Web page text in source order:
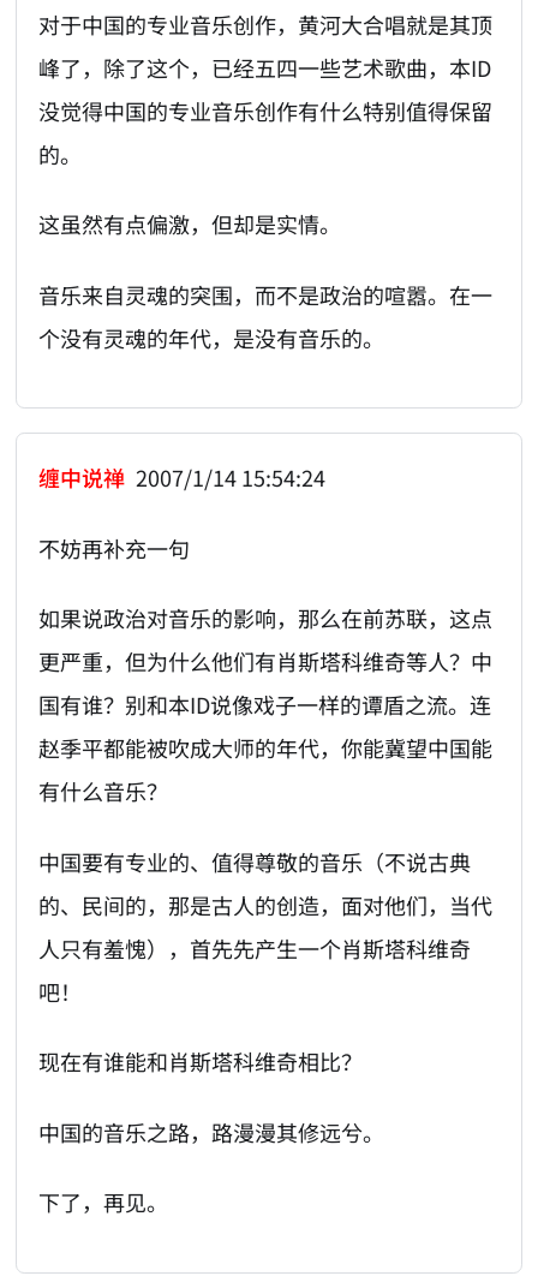
对于中国的专业音乐创作，黄河大合唱就是其顶
峰了，除了这个，已经五四一些艺术歌曲，本ID
没觉得中国的专业音乐创作有什么特别值得保留
的。
这虽然有点偏激，但却是实情。
音乐来自灵魂的突围，而不是政治的喧嚣。在一
个没有灵魂的年代，是没有音乐的。
缠中说禅 2007/1/14 15:54:24
不妨再补充一句
如果说政治对音乐的影响，那么在前苏联，这点
更严重，但为什么他们有肖斯塔科维奇等人？中
国有谁？别和本ID说像戏子一样的谭盾之流。连
赵季平都能被吹成大师的年代，你能冀望中国能
有什么音乐？
中国要有专业的、值得尊敬的音乐（不说古典
的、民间的，那是古人的创造，面对他们，当代
人只有羞愧），首先先产生一个肖斯塔科维奇
吧！
现在有谁能和肖斯塔科维奇相比？
中国的音乐之路，路漫漫其修远兮。
下了，再见。